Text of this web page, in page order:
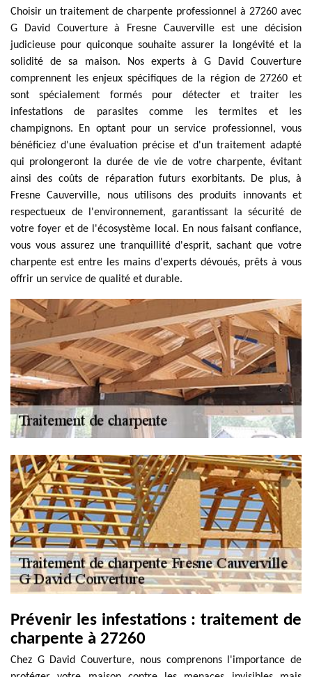
Choisir un traitement de charpente professionnel à 27260 avec
G David Couverture à Fresne Cauverville est une décision
judicieuse pour quiconque souhaite assurer la longévité et la
solidité de sa maison. Nos experts à G David Couverture
comprennent les enjeux spécifiques de la région de 27260 et
sont spécialement formés pour détecter et traiter les
infestations de parasites comme les termites et les
champignons. En optant pour un service professionnel, vous
bénéficiez d'une évaluation précise et d'un traitement adapté
qui prolongeront la durée de vie de votre charpente, évitant
ainsi des coûts de réparation futurs exorbitants. De plus, à
Fresne Cauverville, nous utilisons des produits innovants et
respectueux de l'environnement, garantissant la sécurité de
votre foyer et de l'écosystème local. En nous faisant confiance,
vous vous assurez une tranquillité d'esprit, sachant que votre
charpente est entre les mains d'experts dévoués, prêts à vous
offrir un service de qualité et durable.
Prévenir les infestations : traitement de
charpente à 27260
Chez G David Couverture, nous comprenons l'importance de